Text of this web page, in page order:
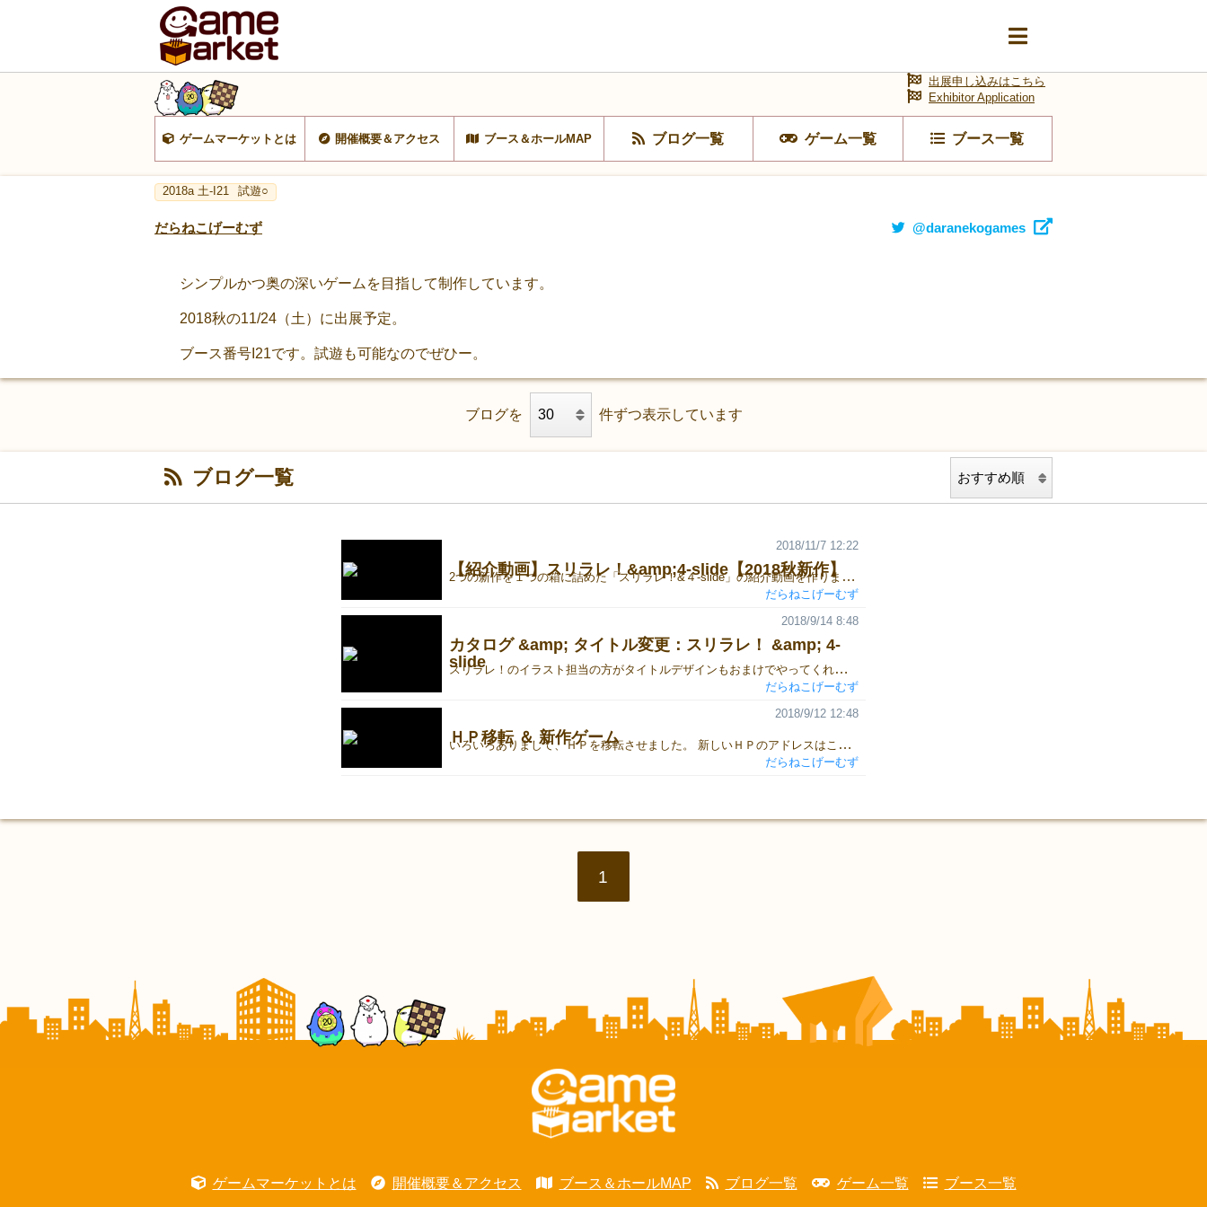
ゲームマーケットとは 開催概要＆アクセス ブース＆ホールMAP ブログ一覧 ゲーム一覧 ブース一覧
出展申し込みはこちら
Exhibitor Application
2018a 土-I21 試遊○
だらねこげーむず @daranekogames
シンプルかつ奥の深いゲームを目指して制作しています。
2018秋の11/24（土）に出展予定。
ブース番号I21です。試遊も可能なのでぜひー。
ブログを 件ずつ表示しています
ブログ一覧
【紹介動画】スリラレ！&amp;4-slide【2018秋新作】 2つの新作を１つの箱に詰めた「スリラレ！&４-slide」の紹介動画を作りました（ＢＧＭつき）。 https://youtu.be/-qWtAKOmpLo 体験会やちょっとお得な値段の事についても告知しています。 興味のある方はぜひご覧ください。
2018/11/7 12:22
だらねこげーむず
カタログ &amp; タイトル変更：スリラレ！ &amp; 4-
slide
スリラレ！のイラスト担当の方がタイトルデザインもおまけでやってくれたので、カタログ原稿も修正しました。（〆切ギリギリ） ついでにボードゲームのタイトルを変え、「4-slide ＆ スリラレ！」が「スリラレ！ & 4-slide」に。 なんとなくこっちの方が言いやすいので。 今回ボードゲームを作るのは初めてだったんですが、タイトルのデザインはちゃんとやらないとダメ、というのは大いに反省。 フォント変えて文字打つだけじゃどうにもチープで、第一印象がどうしても劣ってしまう。 これもイラストの一部として、正式に依頼を飛ばしながらやったほうが良いなぁ。 イラストを頼んでいる人にやってもらえるのが一番だけど、こういうロゴデザインを専門にやっている人に頼んでもいいし。
2018/9/14 8:48
だらねこげーむず
ＨＰ移転 ＆ 新作ゲーム いろいろありまして、ＨＰを移転させました。 新しいＨＰのアドレスはこちらです。⇒ https://www.daranekogames.com 2018秋に出展予定の「4-slide & スリラレ！」についての紹介もちろっと書いてます。 シンプルな２人対戦のゲーム２つを１つの箱に入れる予定です。 興味ある方は見て頂けるとー。（ついでに当日買っていただけるとー） ゲームについての紹介はこっちでもそのうち書く予定です。
2018/9/12 12:48
だらねこげーむず
1
ゲームマーケットとは 開催概要＆アクセス ブース＆ホールMAP ブログ一覧 ゲーム一覧 ブース一覧